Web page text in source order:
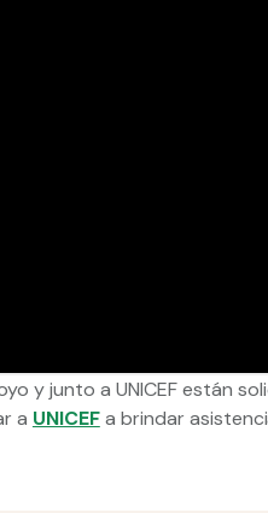
y junto a UNICEF están
a UNICEFa brindar